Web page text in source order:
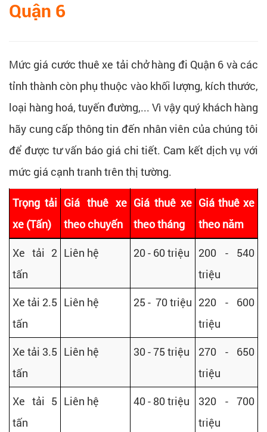
Quận 6
Mức giá cước thuê xe tải chở hàng đi Quận 6 và các
tỉnh thành còn phụ thuộc vào khối lượng, kích thước,
loại hàng hoá, tuyến đường,... Vì vậy quý khách hàng
hãy cung cấp thông tin đến nhân viên của chúng tôi
để được tư vấn báo giá chi tiết. Cam kết dịch vụ với
mức giá cạnh tranh trên thị tường.
Trọng tải
xe (Tấn)
Giá thuê xe
theo chuyến
Giá thuê xe
theo tháng
Giá thuê xe
theo năm
Xe tải 2
tấn
Liên hệ 20 - 60 triệu
200 - 540
triệu
Xe tải 2.5
tấn
Liên hệ 25 - 70 triệu 220 - 600
triệu
Xe tải 3.5
tấn
Liên hệ 30 - 75 triệu
270 - 650
triệu
Xe tải 5
tấn
Liên hệ 40 - 80 triệu
320 - 700
triệu